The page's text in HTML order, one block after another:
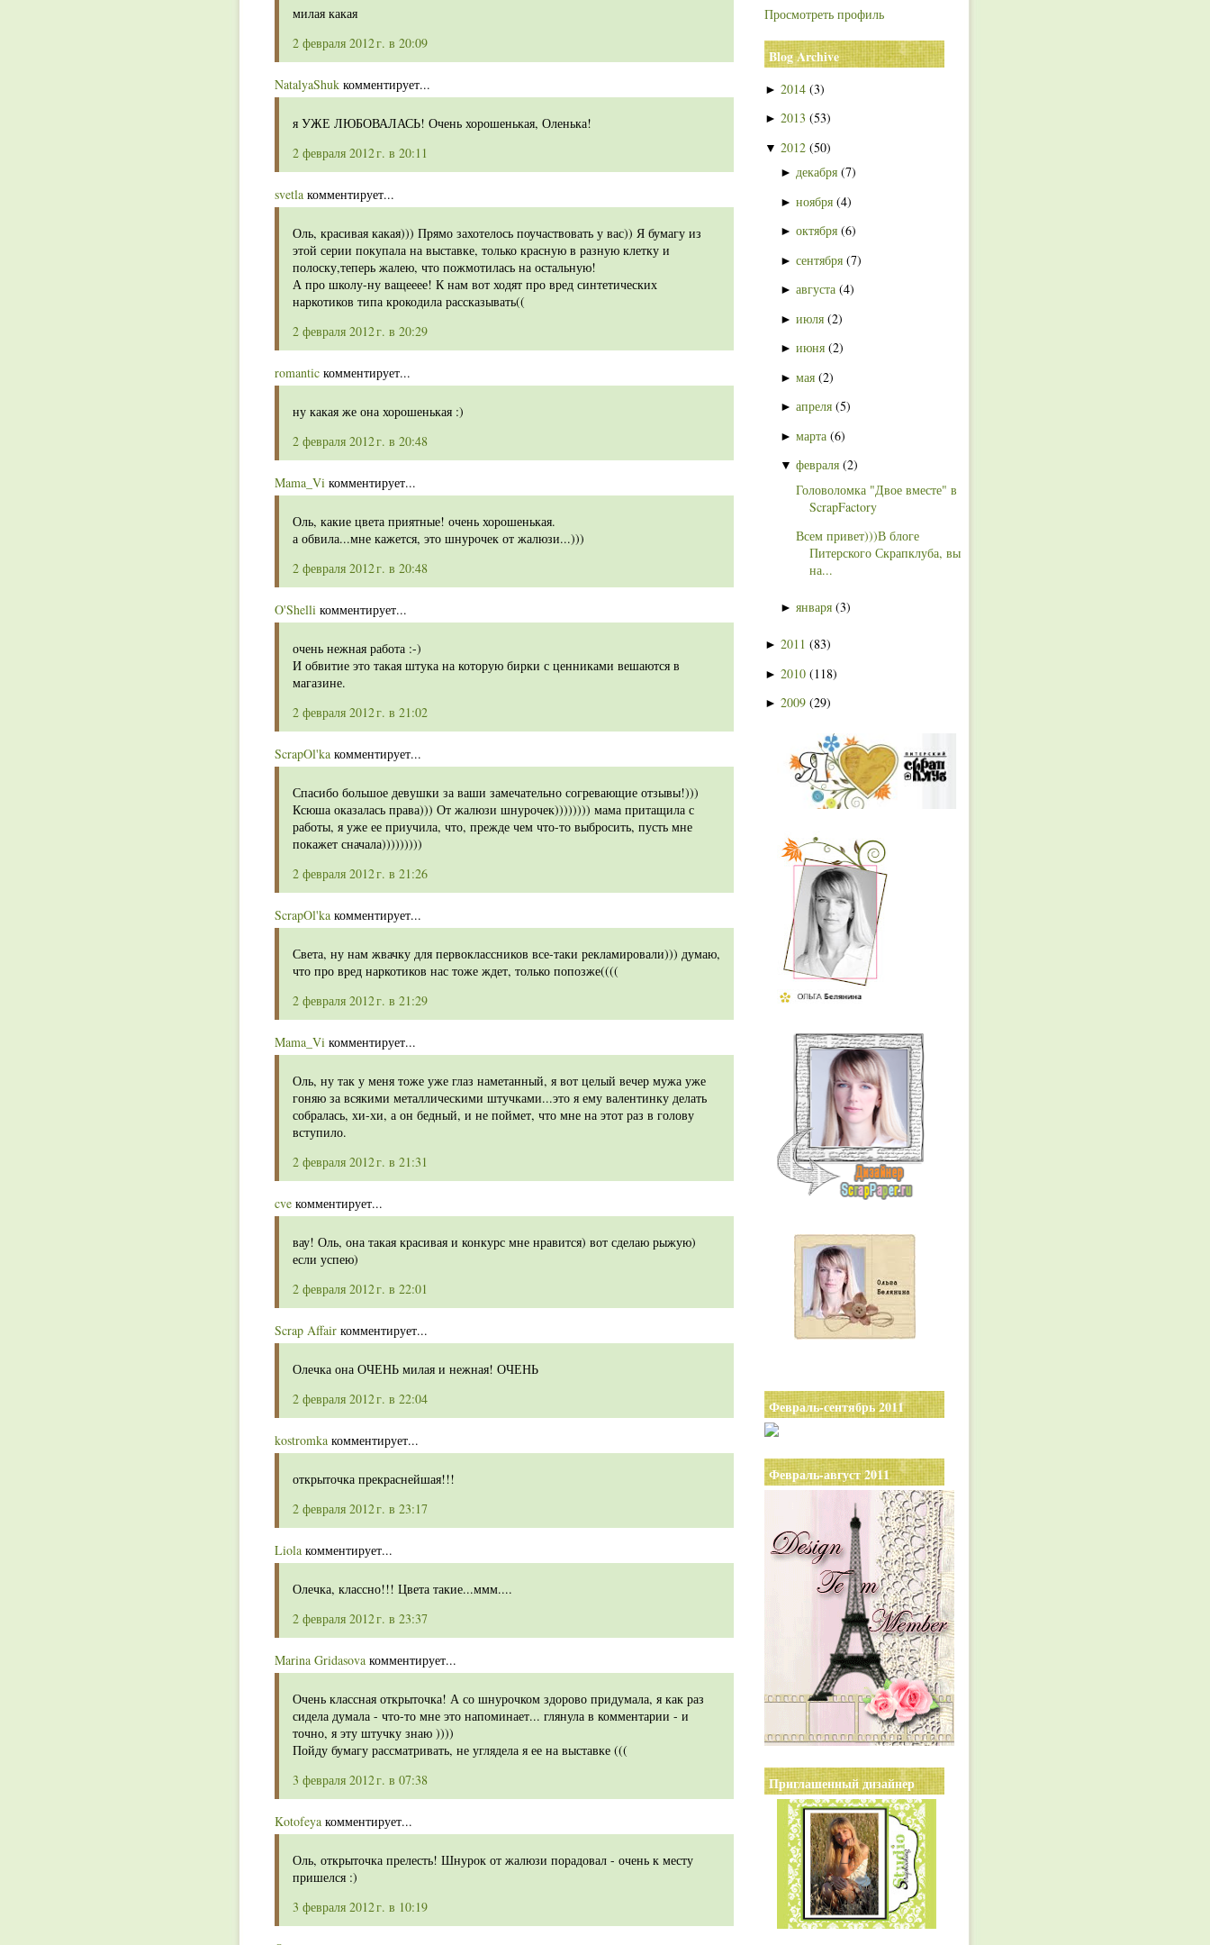
милая какая
2 февраля 2012 г. в 20:09
NatalyaShuk комментирует...
я УЖЕ ЛЮБОВАЛАСЬ! Очень хорошенькая, Оленька!
2 февраля 2012 г. в 20:11
svetla комментирует...
Оль, красивая какая))) Прямо захотелось поучаствовать у вас)) Я бумагу из
этой серии покупала на выставке, только красную в разную клетку и
полоску,теперь жалею, что пожмотилась на остальную!
А про школу-ну ващееее! К нам вот ходят про вред синтетических
наркотиков типа крокодила рассказывать((
2 февраля 2012 г. в 20:29
romantic комментирует...
ну какая же она хорошенькая :)
2 февраля 2012 г. в 20:48
Mama_Vi комментирует...
Оль, какие цвета приятные! очень хорошенькая.
а обвила...мне кажется, это шнурочек от жалюзи...)))
2 февраля 2012 г. в 20:48
O'Shelli комментирует...
очень нежная работа :-)
И обвитие это такая штука на которую бирки с ценниками вешаются в
магазине.
2 февраля 2012 г. в 21:02
ScrapOl'ka комментирует...
Спасибо большое девушки за ваши замечательно согревающие отзывы!)))
Ксюша оказалась права))) От жалюзи шнурочек)))))))) мама притащила с
работы, я уже ее приучила, что, прежде чем что-то выбросить, пусть мне
покажет сначала)))))))))
2 февраля 2012 г. в 21:26
ScrapOl'ka комментирует...
Света, ну нам жвачку для первоклассников все-таки рекламировали))) думаю,
что про вред наркотиков нас тоже ждет, только попозже((((
2 февраля 2012 г. в 21:29
Mama_Vi комментирует...
Оль, ну так у меня тоже уже глаз наметанный, я вот целый вечер мужа уже
гоняю за всякими металлическими штучками...это я ему валентинку делать
собралась, хи-хи, а он бедный, и не поймет, что мне на этот раз в голову
вступило.
2 февраля 2012 г. в 21:31
cve комментирует...
вау! Оль, она такая красивая и конкурс мне нравится) вот сделаю рыжую)
если успею)
2 февраля 2012 г. в 22:01
Scrap Affair комментирует...
Олечка она ОЧЕНЬ милая и нежная! ОЧЕНЬ
2 февраля 2012 г. в 22:04
kostromka комментирует...
открыточка прекраснейшая!!!
2 февраля 2012 г. в 23:17
Liola комментирует...
Олечка, классно!!! Цвета такие...ммм....
2 февраля 2012 г. в 23:37
Marina Gridasova комментирует...
Очень классная открыточка! А со шнурочком здорово придумала, я как раз
сидела думала - что-то мне это напоминает... глянула в комментарии - и
точно, я эту штучку знаю ))))
Пойду бумагу рассматривать, не углядела я ее на выставке (((
3 февраля 2012 г. в 07:38
Kotofeya комментирует...
Оль, открыточка прелесть! Шнурок от жалюзи порадовал - очень к месту
пришелся :)
3 февраля 2012 г. в 10:19
Просмотреть профиль
Blog Archive
► 2014 (3)
► 2013 (53)
▼ 2012 (50)
► декабря (7)
► ноября (4)
► октября (6)
► сентября (7)
► августа (4)
► июля (2)
► июня (2)
► мая (2)
► апреля (5)
► марта (6)
▼ февраля (2)
Головоломка "Двое вместе" в
ScrapFactory
Всем привет)))В блоге
Питерского Скрапклуба, вы
на...
► января (3)
► 2011 (83)
► 2010 (118)
► 2009 (29)
Февраль-сентябрь 2011
Февраль-август 2011
Приглашенный дизайнер